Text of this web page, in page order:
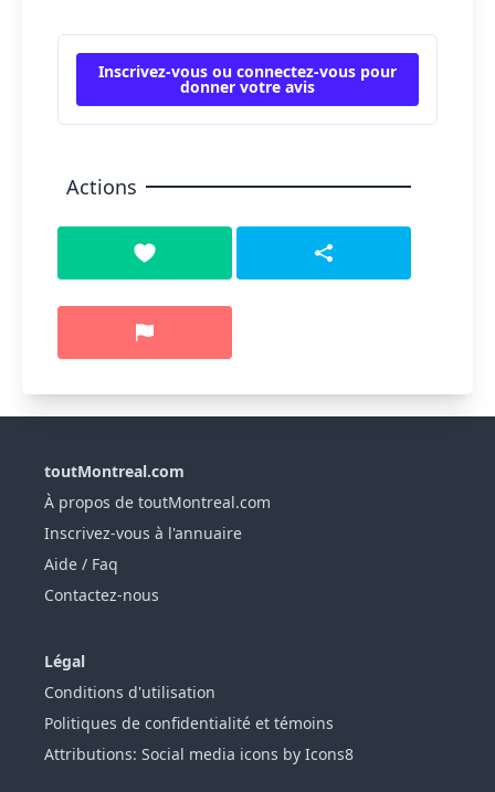
Inscrivez-vous ou connectez-vous pour
donner votre avis
Actions
toutMontreal.com
À propos de toutMontreal.com
Inscrivez-vous à l'annuaire
Aide / Faq
Contactez-nous
Légal
Conditions d'utilisation
Politiques de confidentialité et témoins
Attributions: Social media icons by Icons8